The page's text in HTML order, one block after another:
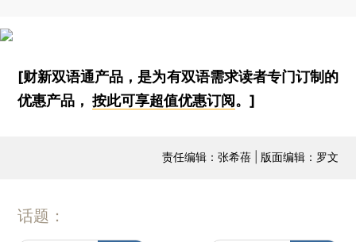
[财新双语通产品，是为有双语需求读者专门订制的
优惠产品，按此可享超值优惠订阅 。]
责任编辑：张希蓓 | 版面编辑：罗文
话题：